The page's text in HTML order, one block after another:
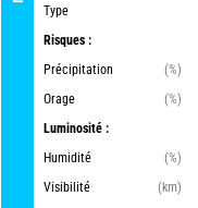
Type
Risques :
Précipitation
(%)
Orage
(%)
Luminosité :
Humidité
(%)
Visibilité
(km)